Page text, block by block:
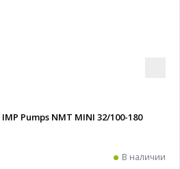
Pumps NMT MINI 32/100-180
В наличии